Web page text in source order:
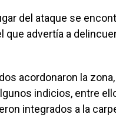
del ataque se
que advertía a
acordonaron la
indicios, entre
integrados a la